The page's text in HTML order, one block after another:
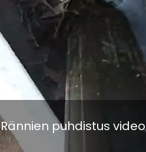
Rännien puhdistus video